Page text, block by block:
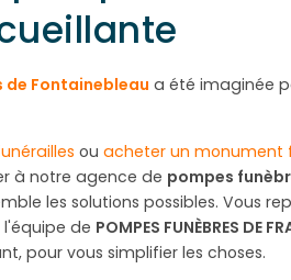
de Fontainebleau a été imaginée
ou acheter un monument
à notre agence de pompes
les solutions possibles. Vous
de POMPES FUNÈBRES DE
pour vous simplifier les choses.